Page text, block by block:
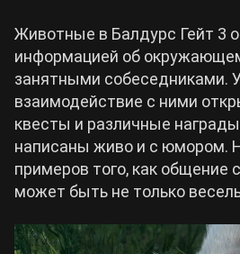
Животные в Балдурс Гейт 3
информацией об
занятными собеседниками.
взаимодействие с ними
квесты и различные
написаны живо и с юмором.
примеров того, как общение
может быть не только